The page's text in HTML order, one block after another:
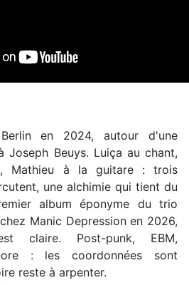
en 2024, autour d'une
Joseph Beuys. Luiça au chant,
Mathieu à la guitare : trois
une alchimie qui tient du
album éponyme du trio
Manic Depression en 2026,
claire. Post-punk, EBM,
: les coordonnées sont
reste à arpenter.